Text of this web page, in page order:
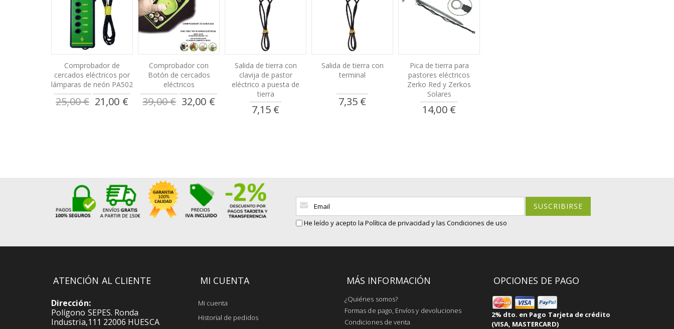
Comprobador de
cercados eléctricos por
lámparas de neón PA502
25,00 €
Precio
especial
21,00 €
Comprobador con
Botón de cercados
eléctricos
39,00 €
Precio
especial
32,00 €
Salida de tierra con
clavija de pastor
eléctrico a puesta de
tierra
7,15 €
Salida de tierra con
terminal
7,35 €
Pica de tierra para
pastores eléctricos
Zerko Red y Zerkos
Solares
14,00 €
Inscríbase
nuestro
boletín
noticias:
SUSCRIBIRSE
He leído y acepto la Política de privacidad y las Condiciones de uso
ATENCIÓN AL CLIENTE
Dirección:
Polígono SEPES. Ronda
Industria,111 22006 HUESCA
MI CUENTA
Mi cuenta
Historial de pedidos
MÁS INFORMACIÓN
¿Quiénes somos?
Formas de pago, Envíos y devoluciones
Condiciones de venta
OPCIONES DE PAGO
2% dto. en Pago Tarjeta de crédito
(VISA, MASTERCARD)